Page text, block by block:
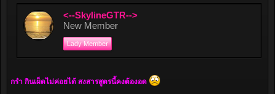
<--SkylineGTR-->
New Member
Lady Member
กรำ กินเผ็ดไม่ค่อยได้ สงสารสูตรนี้คงต้องอด